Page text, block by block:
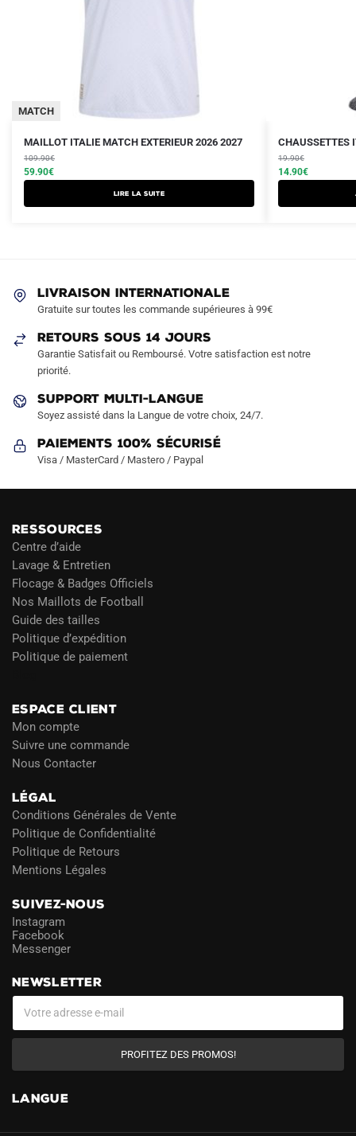
MATCH
MAILLOT ITALIE MATCH EXTERIEUR 2026 2027
109.90€
Le
prix
initial
était :
59.90€
Le
prix
actuel
est :
Lire la suite
CHAUSSETTES
19.90€
Le
prix
initial
était :
14.90€
Le
prix
actuel
est :
LIVRAISON INTERNATIONALE
Gratuite sur toutes les commande supérieures à 99€
RETOURS SOUS 14 JOURS
Garantie Satisfait ou Remboursé. Votre satisfaction est notre
priorité.
SUPPORT MULTI-LANGUE
Soyez assisté dans la Langue de votre choix, 24/7.
Paiements 100% Sécurisé
Visa / MasterCard / Mastero / Paypal
RESSOURCES
Centre d’aide
Lavage & Entretien
Flocage & Badges Officiels
Nos Maillots de Football
Guide des tailles
Politique d’expédition
Politique de paiement
ESPACE CLIENT
Mon compte
Suivre une commande
Nous Contacter
LÉGAL
Conditions Générales de Vente
Politique de Confidentialité
Politique de Retours
Mentions Légales
SUIVEZ-NOUS
Instagram
Facebook
Messenger
NEWSLETTER
PROFITEZ DES PROMOS!
LANGUE